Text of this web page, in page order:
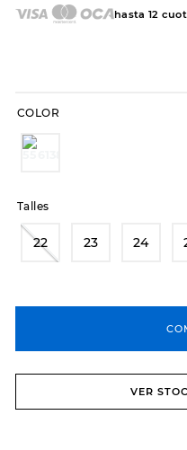
hasta 12
COLOR
Talles
22 23 24
VER